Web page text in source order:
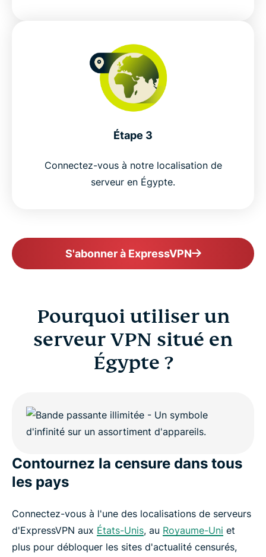
Étape 3
Connectez-vous à notre localisation de
serveur en Égypte.
S'abonner à ExpressVPN
Pourquoi utiliser un
serveur VPN situé en
Égypte ?
Contournez la censure dans tous
les pays
Connectez-vous à l'une des localisations de serveurs
d'ExpressVPN aux États-Unis, au Royaume-Uni et
plus pour débloquer les sites d'actualité censurés,